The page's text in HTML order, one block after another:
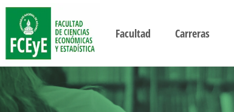
Facultad Carreras